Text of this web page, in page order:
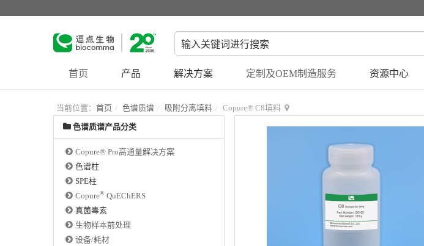
首页 产品 解决方案 定制及OEM制造服务 资源中心
当前位置： 首页 色谱质谱 吸附分离填料 Copure® C8填料
色谱质谱产品分类
Copure® Pro高通量解决方案
色谱柱
SPE柱
Copure® QuEChERS
真菌毒素
生物样本前处理
设备/耗材